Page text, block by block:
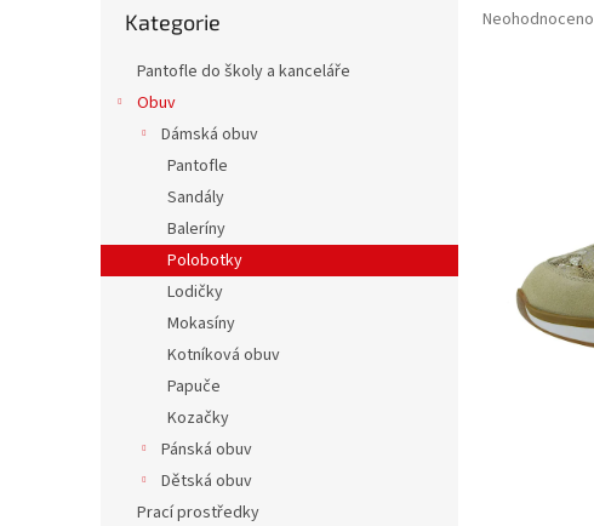
n
e
kategorie
Kategorie
Pantofle do školy a kanceláře
Obuv
Dámská obuv
Pantofle
Sandály
Baleríny
Polobotky
Lodičky
Mokasíny
Kotníková obuv
Papuče
Kozačky
Pánská obuv
Dětská obuv
Prací prostředky
Průměrné
Neohodnoceno